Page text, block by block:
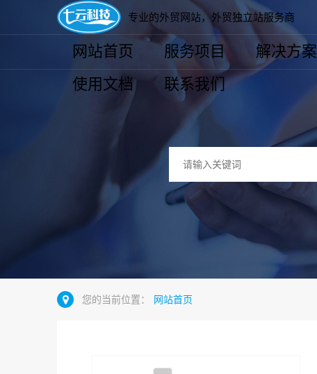
专业的外贸网站，外贸独立站服务商
网站首页 服务项目 解决方案
使用文档
联系我们
您的当前位置： 网站首页